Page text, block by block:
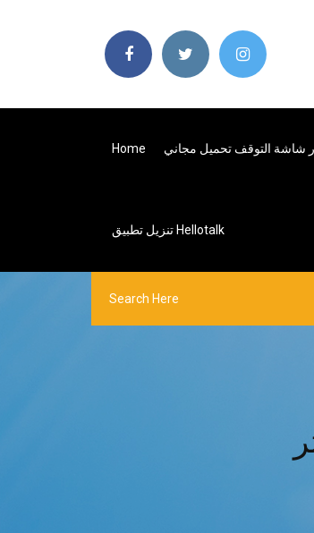
Home شاشة التوقف تحميل مجاني
تنزيل تطبيق Hellotalk